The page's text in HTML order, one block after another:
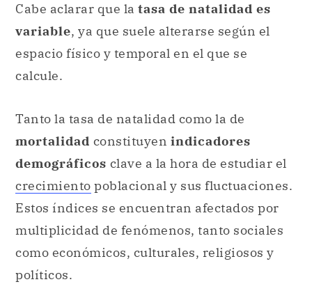
Cabe aclarar que la tasa de natalidad es
variable, ya que suele alterarse según el
espacio físico y temporal en el que se
calcule.
Tanto la tasa de natalidad como la de
mortalidad constituyen indicadores
demográficos clave a la hora de estudiar el
crecimiento poblacional y sus fluctuaciones.
Estos índices se encuentran afectados por
multiplicidad de fenómenos, tanto sociales
como económicos, culturales, religiosos y
políticos.